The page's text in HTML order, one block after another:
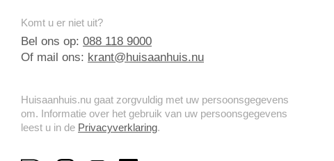
Komt u er niet uit?
Bel ons op: 088 118 9000
Of mail ons: krant@huisaanhuis.nu
Huisaanhuis.nu gaat zorgvuldig met uw persoonsgegevens
om. Informatie over het gebruik van uw persoonsgegevens
leest u in de Privacyverklaring.